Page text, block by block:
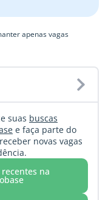
apenas vagas
suas buscas
e faça parte do
novas vagas
na